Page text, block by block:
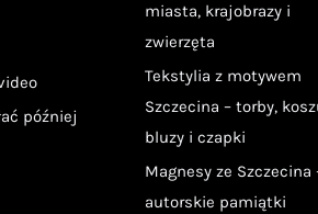
na
później
miasta, krajobrazy i
zwierzęta
Tekstylia z motywem
Szczecina – torby,
bluzy i czapki
Magnesy ze Szczecina
autorskie pamiątki